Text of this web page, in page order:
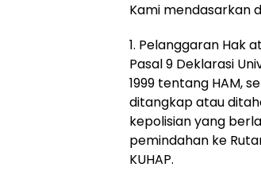
Kami mendasarkan
1. Pelanggaran Hak
Pasal 9 Deklarasi
1999 tentang HAM,
ditangkap atau
kepolisian yang
pemindahan ke
KUHAP.